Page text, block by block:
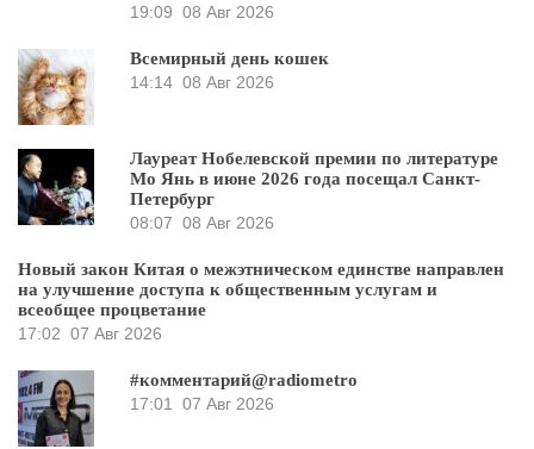
19:09 08 Авг 2026
Всемирный день кошек
14:14 08 Авг 2026
Лауреат Нобелевской премии по литературе
Мо Янь в июне 2026 года посещал Санкт-
Петербург
08:07 08 Авг 2026
Новый закон Китая о межэтническом единстве направлен
на улучшение доступа к общественным услугам и
всеобщее процветание
17:02 07 Авг 2026
#комментарий@radiometro
17:01 07 Авг 2026